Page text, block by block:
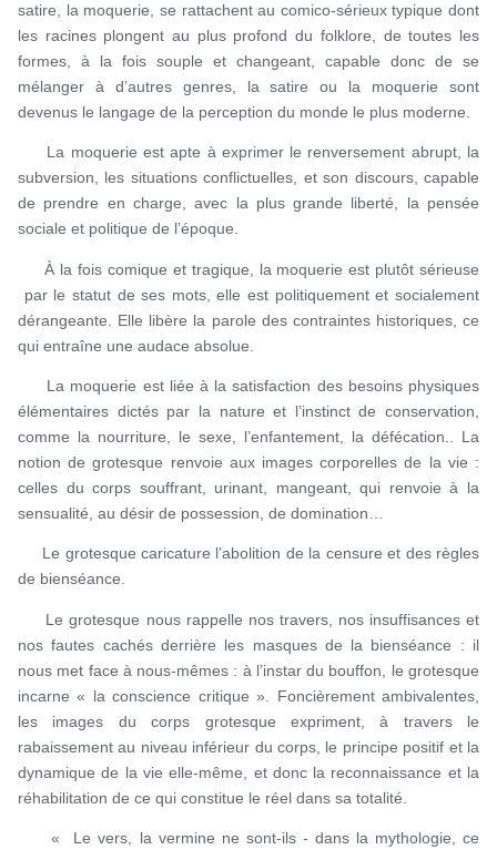
satire, la moquerie, se rattachent au comico-sérieux typique dont
les racines plongent au plus profond du folklore, de toutes les
formes, à la fois souple et changeant, capable donc de se
mélanger à d’autres genres, la satire ou la moquerie sont
devenus le langage de la perception du monde le plus moderne.
La moquerie est apte à exprimer le renversement abrupt, la
subversion, les situations conflictuelles, et son discours, capable
de prendre en charge, avec la plus grande liberté, la pensée
sociale et politique de l’époque.
À la fois comique et tragique, la moquerie est plutôt sérieuse
par le statut de ses mots, elle est politiquement et socialement
dérangeante. Elle libère la parole des contraintes historiques, ce
qui entraîne une audace absolue.
La moquerie est liée à la satisfaction des besoins physiques
élémentaires dictés par la nature et l’instinct de conservation,
comme la nourriture, le sexe, l’enfantement, la défécation.. La
notion de grotesque renvoie aux images corporelles de la vie :
celles du corps souffrant, urinant, mangeant, qui renvoie à la
sensualité, au désir de possession, de domination…
Le grotesque caricature l’abolition de la censure et des règles
de bienséance.
Le grotesque nous rappelle nos travers, nos insuffisances et
nos fautes cachés derrière les masques de la bienséance : il
nous met face à nous-mêmes : à l’instar du bouffon, le grotesque
incarne « la conscience critique ». Foncièrement ambivalentes,
les images du corps grotesque expriment, à travers le
rabaissement au niveau inférieur du corps, le principe positif et la
dynamique de la vie elle-même, et donc la reconnaissance et la
réhabilitation de ce qui constitue le réel dans sa totalité.
« Le vers, la vermine ne sont-ils - dans la mythologie, ce